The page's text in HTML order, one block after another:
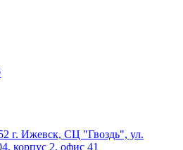
г. Ижевск, СЦ "Гвоздь", ул.
корпус 2, офис 41